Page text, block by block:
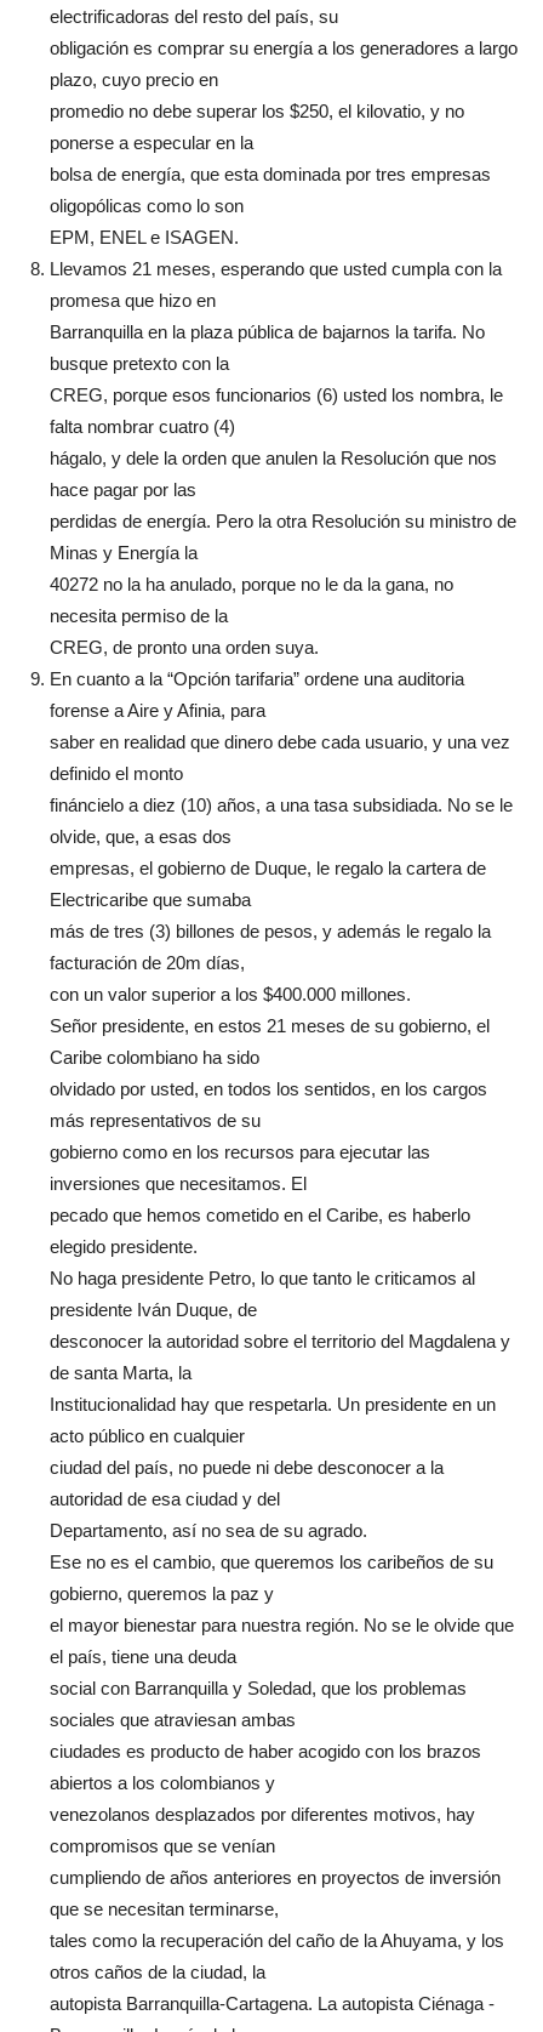
electrificadoras del resto del país, su
obligación es comprar su energía a los generadores a largo
plazo, cuyo precio en
promedio no debe superar los $250, el kilovatio, y no
ponerse a especular en la
bolsa de energía, que esta dominada por tres empresas
oligopólicas como lo son
EPM, ENEL e ISAGEN.
Llevamos 21 meses, esperando que usted cumpla con la
promesa que hizo en
Barranquilla en la plaza pública de bajarnos la tarifa. No
busque pretexto con la
CREG, porque esos funcionarios (6) usted los nombra, le
falta nombrar cuatro (4)
hágalo, y dele la orden que anulen la Resolución que nos
hace pagar por las
perdidas de energía. Pero la otra Resolución su ministro de
Minas y Energía la
40272 no la ha anulado, porque no le da la gana, no
necesita permiso de la
CREG, de pronto una orden suya.
En cuanto a la “Opción tarifaria” ordene una auditoria
forense a Aire y Afinia, para
saber en realidad que dinero debe cada usuario, y una vez
definido el monto
fináncielo a diez (10) años, a una tasa subsidiada. No se le
olvide, que, a esas dos
empresas, el gobierno de Duque, le regalo la cartera de
Electricaribe que sumaba
más de tres (3) billones de pesos, y además le regalo la
facturación de 20m días,
con un valor superior a los $400.000 millones.
Señor presidente, en estos 21 meses de su gobierno, el
Caribe colombiano ha sido
olvidado por usted, en todos los sentidos, en los cargos
más representativos de su
gobierno como en los recursos para ejecutar las
inversiones que necesitamos. El
pecado que hemos cometido en el Caribe, es haberlo
elegido presidente.
No haga presidente Petro, lo que tanto le criticamos al
presidente Iván Duque, de
desconocer la autoridad sobre el territorio del Magdalena y
de santa Marta, la
Institucionalidad hay que respetarla. Un presidente en un
acto público en cualquier
ciudad del país, no puede ni debe desconocer a la
autoridad de esa ciudad y del
Departamento, así no sea de su agrado.
Ese no es el cambio, que queremos los caribeños de su
gobierno, queremos la paz y
el mayor bienestar para nuestra región. No se le olvide que
el país, tiene una deuda
social con Barranquilla y Soledad, que los problemas
sociales que atraviesan ambas
ciudades es producto de haber acogido con los brazos
abiertos a los colombianos y
venezolanos desplazados por diferentes motivos, hay
compromisos que se venían
cumpliendo de años anteriores en proyectos de inversión
que se necesitan terminarse,
tales como la recuperación del caño de la Ahuyama, y los
otros caños de la ciudad, la
autopista Barranquilla-Cartagena. La autopista Ciénaga -